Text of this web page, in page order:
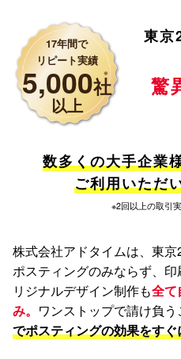
17年間で
リピート実績
5,000社
以上
※
東京
驚
数多くの大手企業
ご利用いただ
※2回以上の取引
株式会社アドタイムは、東
ポスティングのみならず、
リジナルデザイン制作も全て
み。 ワンストップで請け負う
でポスティングの効果をす